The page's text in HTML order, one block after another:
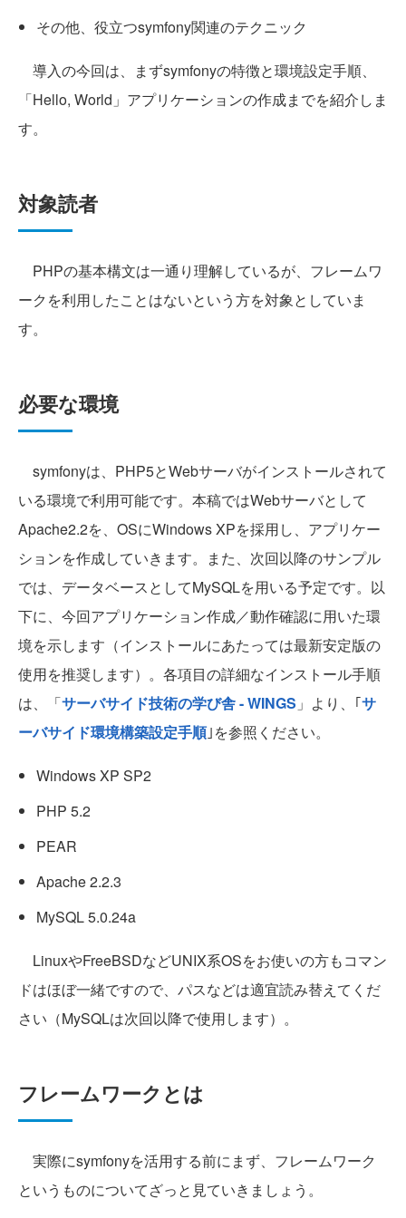
その他、役立つsymfony関連のテクニック
導入の今回は、まずsymfonyの特徴と環境設定手順、
「Hello, World」アプリケーションの作成までを紹介しま
す。
対象読者
PHPの基本構文は一通り理解しているが、フレームワ
ークを利用したことはないという方を対象としていま
す。
必要な環境
symfonyは、PHP5とWebサーバがインストールされて
いる環境で利用可能です。本稿ではWebサーバとして
Apache2.2を、OSにWindows XPを採用し、アプリケー
ションを作成していきます。また、次回以降のサンプル
では、データベースとしてMySQLを用いる予定です。以
下に、今回アプリケーション作成／動作確認に用いた環
境を示します（インストールにあたっては最新安定版の
使用を推奨します）。各項目の詳細なインストール手順
は、「サーバサイド技術の学び舎 - WINGS 」より、｢サ
ーバサイド環境構築設定手順｣を参照ください。
Windows XP SP2
PHP 5.2
PEAR
Apache 2.2.3
MySQL 5.0.24a
LinuxやFreeBSDなどUNIX系OSをお使いの方もコマン
ドはほぼ一緒ですので、パスなどは適宜読み替えてくだ
さい（MySQLは次回以降で使用します）。
フレームワークとは
実際にsymfonyを活用する前にまず、フレームワーク
というものについてざっと見ていきましょう。